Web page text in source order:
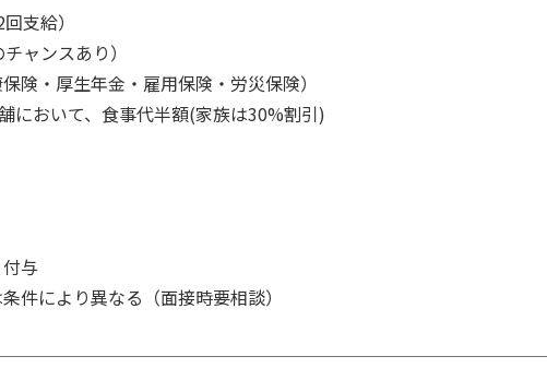
支給）
ャンスあり）
険・厚生年金・雇用保険・労災保険）
において、食事代半額(家族は30%割引)
与
件により異なる（面接時要相談）